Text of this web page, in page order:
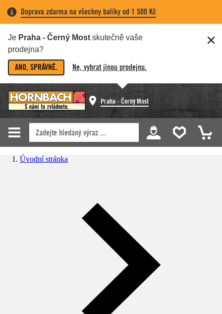
Doprava zdarma na všechny balíky od 1 500 Kč
Je Praha - Černý Most skutečně vaše
prodejna?
ANO, SPRÁVNĚ. Ne, vybrat jinou prodejnu.
Praha - Černý Most
Úvodní stránka